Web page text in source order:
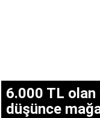
6.000 TL
düşünce